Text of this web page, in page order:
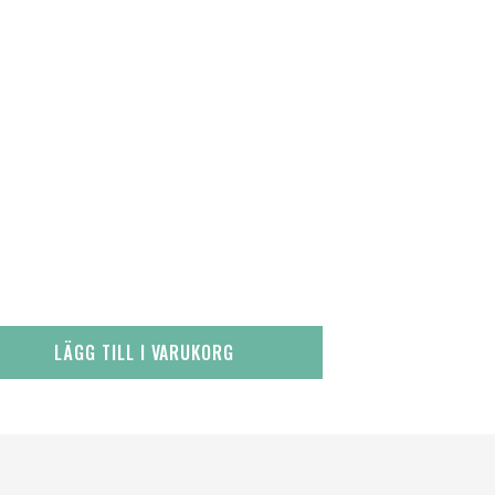
LÄGG TILL I VARUKORG